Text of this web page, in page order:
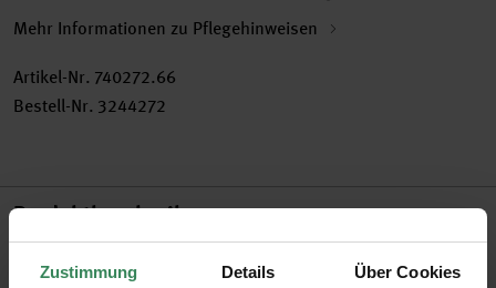
Zustimmung Details Über Cookies
Mehr Informationen zu Pflegehinweisen
Artikel-Nr. 740272.66
Bestell-Nr. 3244272
Produktbeschreibung
Dieses kuschelig-weiche Duschtuch aus hochwertiger